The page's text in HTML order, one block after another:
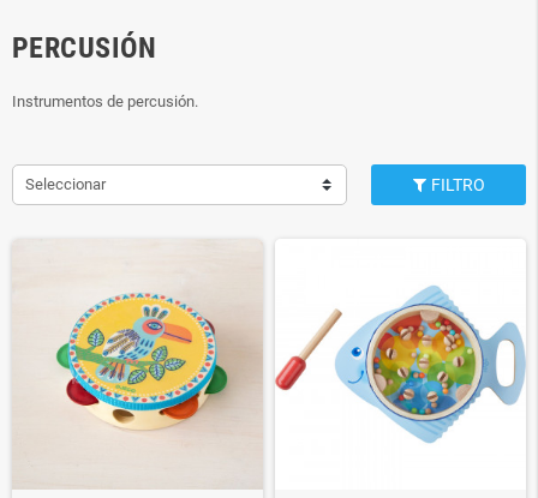
PERCUSIÓN
Instrumentos de percusión.
Seleccionar FILTRO